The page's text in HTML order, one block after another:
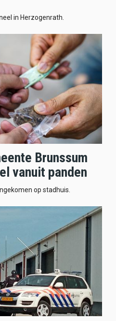
in Herzogenrath.
Brunssum
vanuit panden
op stadhuis.